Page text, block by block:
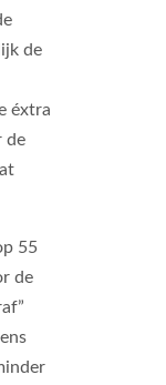
de
éxtra
de
55
de